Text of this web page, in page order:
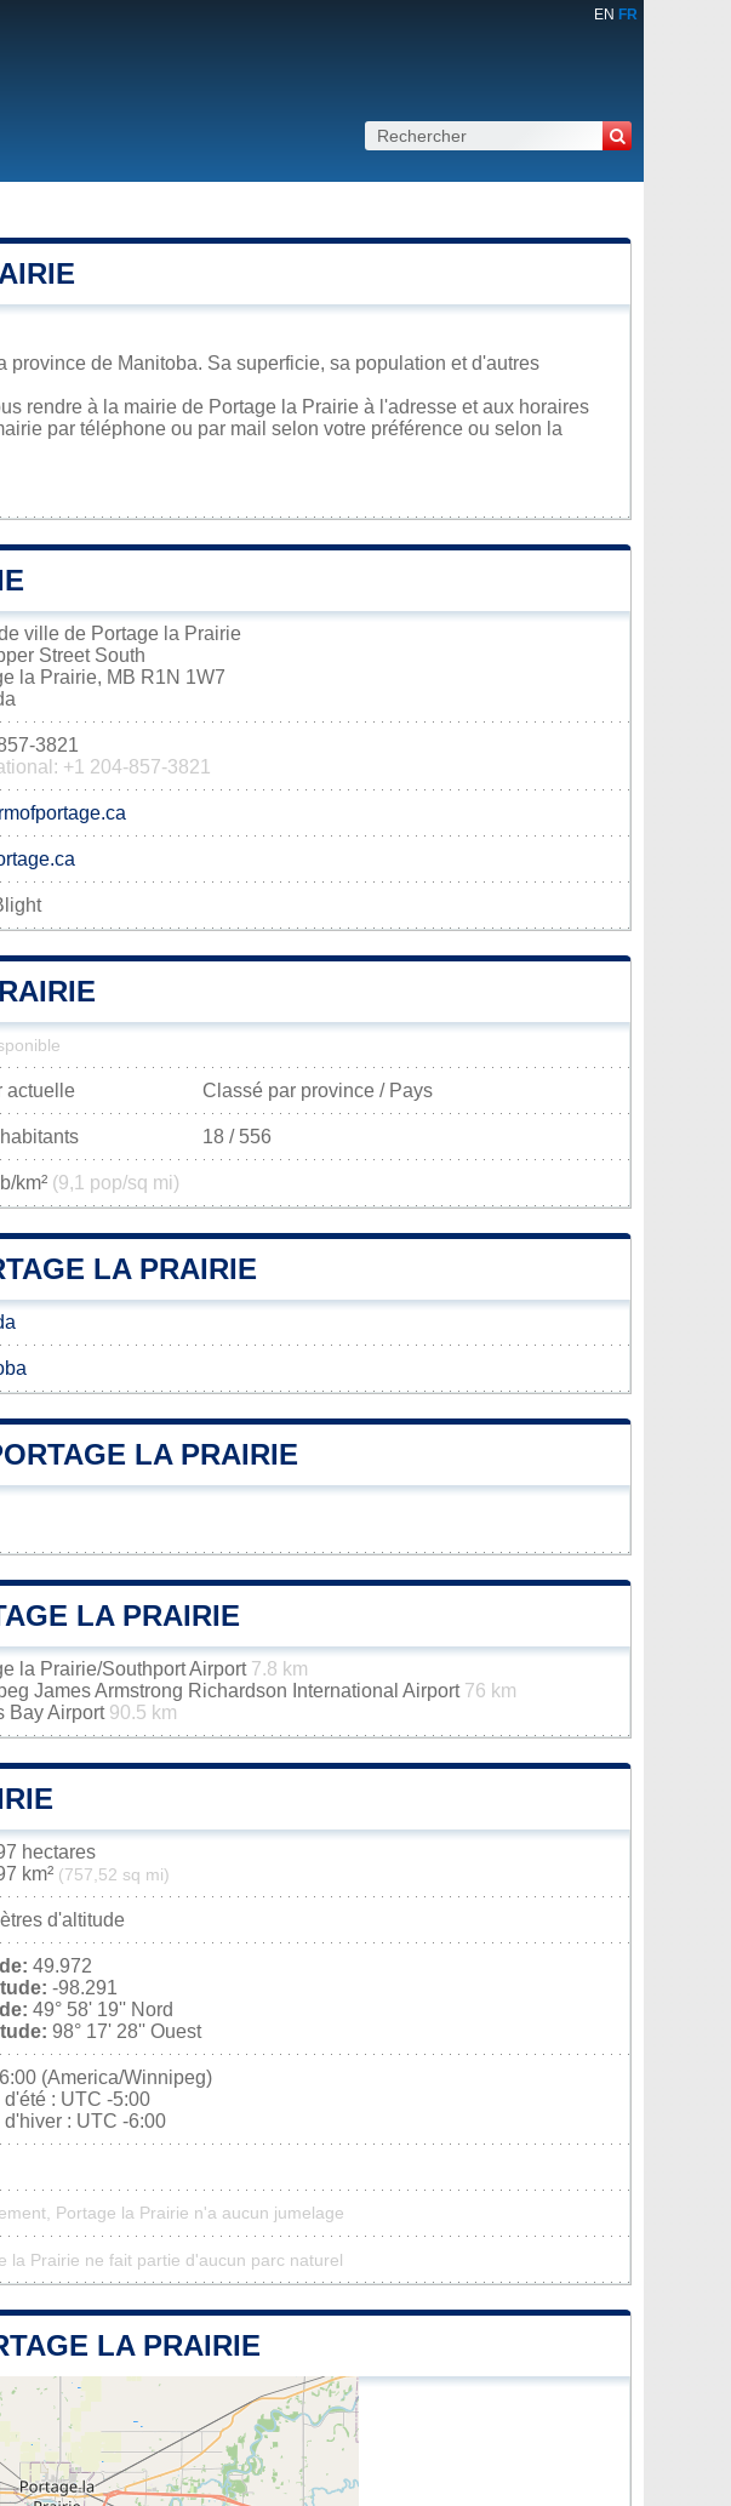
EN FR
de Manitoba. Sa superficie, sa population et d'autres
rendre à la mairie de Portage la Prairie à l'adresse et aux horaires
par téléphone ou par mail selon votre préférence ou selon la
ville de Portage la Prairie
Street South
la Prairie, MB R1N 1W7
3821
+1 204-857-3821
actuelle Classé par province / Pays
18 / 556
km² (9,1 pop/sq mi)
LA PRAIRIE
LA PRAIRIE
LA PRAIRIE
la Prairie/Southport Airport 7.8 km
James Armstrong Richardson International Airport 76 km
Bay Airport 90.5 km
hectares
km² (757,52 sq mi)
d'altitude
49.972
-98.291
49° 58' 19'' Nord
98° 17' 28'' Ouest
(America/Winnipeg)
d'été : UTC -5:00
d'hiver : UTC -6:00
Portage la Prairie n'a aucun jumelage
la Prairie ne fait partie d'aucun parc naturel
LA PRAIRIE